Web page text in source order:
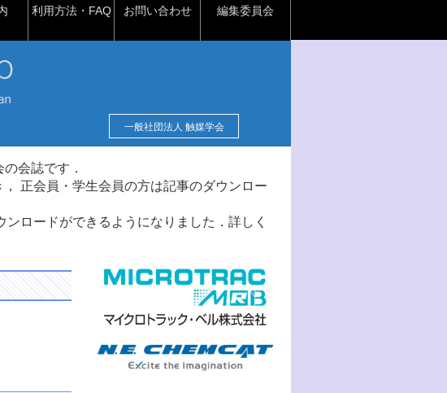
利用方法・FAQ お問い合わせ 編集委員会
一般社団法人 触媒学会
会誌です．
正会員・学生会員の方は記事のダウンロー
ロードができるようになりました．詳しく